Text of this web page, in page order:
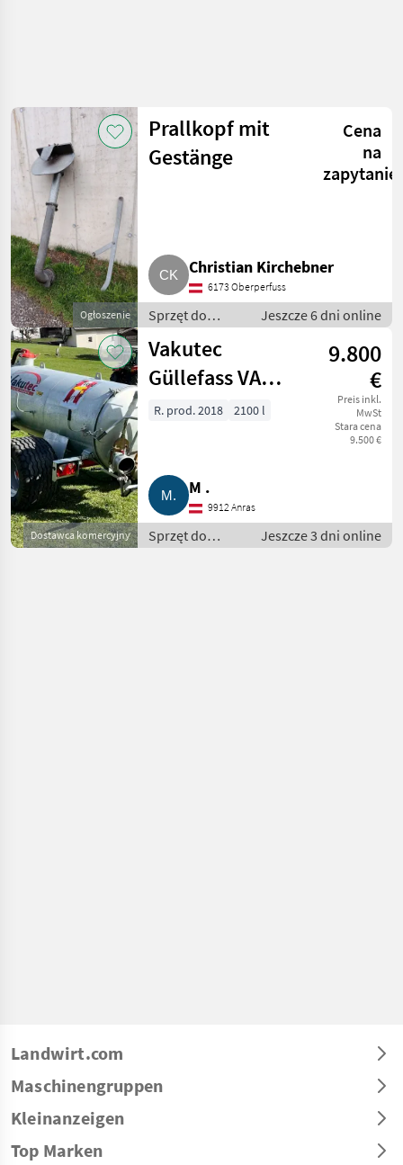
Ogłoszenie
Prallkopf mit
Gestänge
Cena
na
zapytanie
Christian Kirchebner
6173 Oberperfuss
Sprzęt do
nawożenia i
nawadniania /
Wozy
asenizacyjne
Jeszcze 6 dni online
Dostawca komercyjny
Vakutec
Güllefass VA
2.100
9.800
€
Preis inkl.
MwSt
Stara cena
9.500 €
R. prod. 2018 2100 l
M .
9912 Anras
Sprzęt do
nawożenia i
Jeszcze 3 dni online
Landwirt.com
Maschinengruppen
Kleinanzeigen
Top Marken